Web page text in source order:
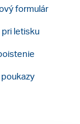
formulár
letisku